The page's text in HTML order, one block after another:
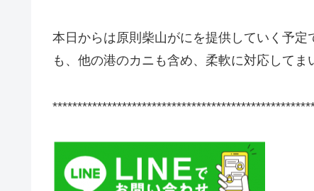
本日からは原則柴山がにを提供していく予
も、他の港のカニも含め、柔軟に対応して